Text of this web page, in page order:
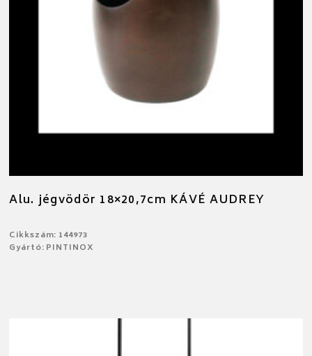
Alu. jégvödör 18×20,7cm KÁVÉ AUDREY
Cikkszám: 144973
Gyártó: PINTINOX